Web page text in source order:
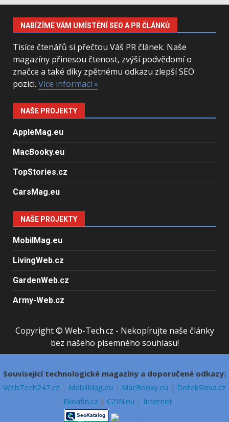
NABÍZÍME VÁM UMÍSTĚNÍ SEO A PR ČLÁNKŮ
Tisíce čtenářů si přečtou Váš PR článek. Naše
magazíny přinesou čtenost, zvýší podvědomí o
značce a také díky zpětnému odkazu zlepší SEO
pozici. Více informací »
NAŠE PROJEKTY
AppleMag.eu
MacBooky.eu
TopStories.cz
CarsMag.eu
NAŠE PROJEKTY
MobilMag.eu
LivingWeb.cz
GardenWeb.cz
Army-Web.cz
Copyright © Web-Tech.cz - Nekopírujte naše články
bez našeho písemného souhlasu!
Související technologické magazíny a doporučené odkazy:
WebTech247.cz | MobilMag.eu | MacBooky.eu | DotekSlova.cz
| Ekoafin.cz | CZIN.eu | Internet